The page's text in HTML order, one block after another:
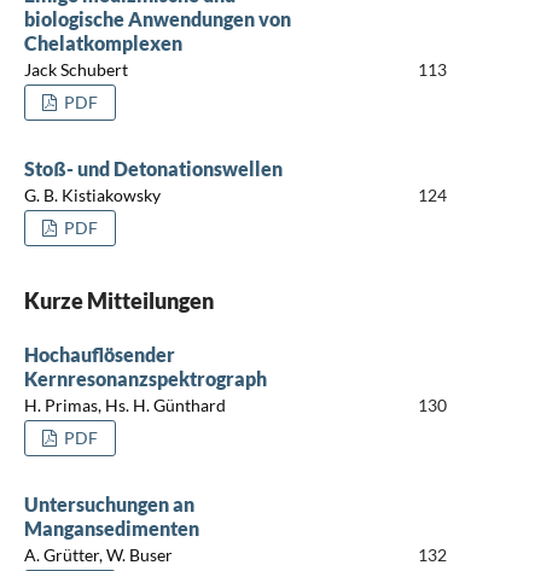
biologische Anwendungen von
Chelatkomplexen
Jack Schubert
113
PDF
Stoß- und Detonationswellen
G. B. Kistiakowsky
124
PDF
Kurze Mitteilungen
Hochauflösender
Kernresonanzspektrograph
H. Primas, Hs. H. Günthard
130
PDF
Untersuchungen an
Mangansedimenten
A. Grütter, W. Buser
132